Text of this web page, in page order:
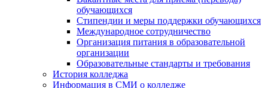
обучающихся
Стипендии и меры поддержки обучающихся
Международное сотрудничество
Организация питания в образовательной
организации
Образовательные стандарты и требования
История колледжа
Информация в СМИ о колледже